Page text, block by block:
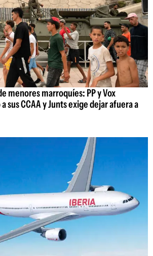
menores marroquíes: PP y Vox
sus CCAA y Junts exige dejar afuera a